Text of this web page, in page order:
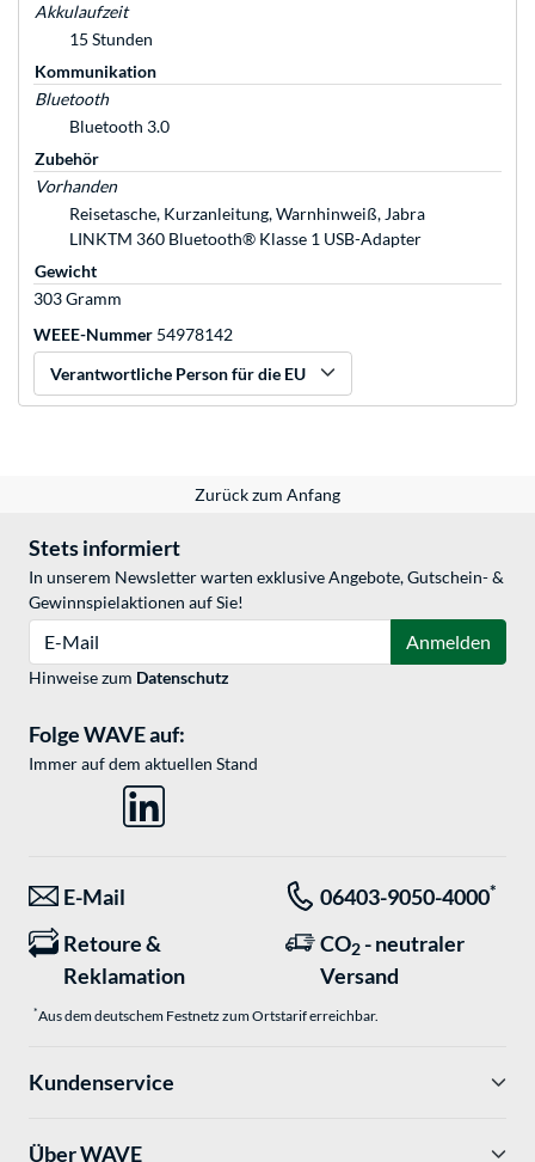
Akkulaufzeit
15 Stunden
Kommunikation
Bluetooth
Bluetooth 3.0
Zubehör
Vorhanden
Reisetasche, Kurzanleitung, Warnhinweiß, Jabra
LINKTM 360 Bluetooth® Klasse 1 USB-Adapter
Gewicht
303 Gramm
WEEE-Nummer 54978142
Verantwortliche Person für die EU
Zurück zum Anfang
Stets informiert
In unserem Newsletter warten exklusive Angebote, Gutschein- &
Gewinnspielaktionen auf Sie!
Anmelden
Hinweise zum Datenschutz
Folge WAVE auf:
Immer auf dem aktuellen Stand
E-Mail 06403-9050-4000*
Retoure &
Reklamation
CO2 - neutraler
Versand
*Aus dem deutschem Festnetz zum Ortstarif erreichbar.
Kundenservice
Über WAVE